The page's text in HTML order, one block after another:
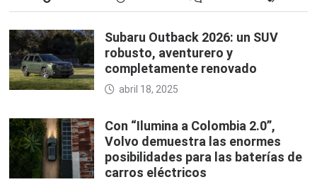
Subaru Outback 2026: un SUV
robusto, aventurero y
completamente renovado
abril 18, 2025
Con “Ilumina a Colombia 2.0”,
Volvo demuestra las enormes
posibilidades para las baterías de
carros eléctricos